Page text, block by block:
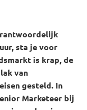
sta je voor
is krap, de
van
gesteld. In
Marketeer bij